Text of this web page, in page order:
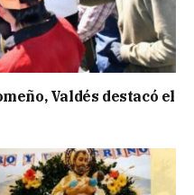
Valdés destacó el